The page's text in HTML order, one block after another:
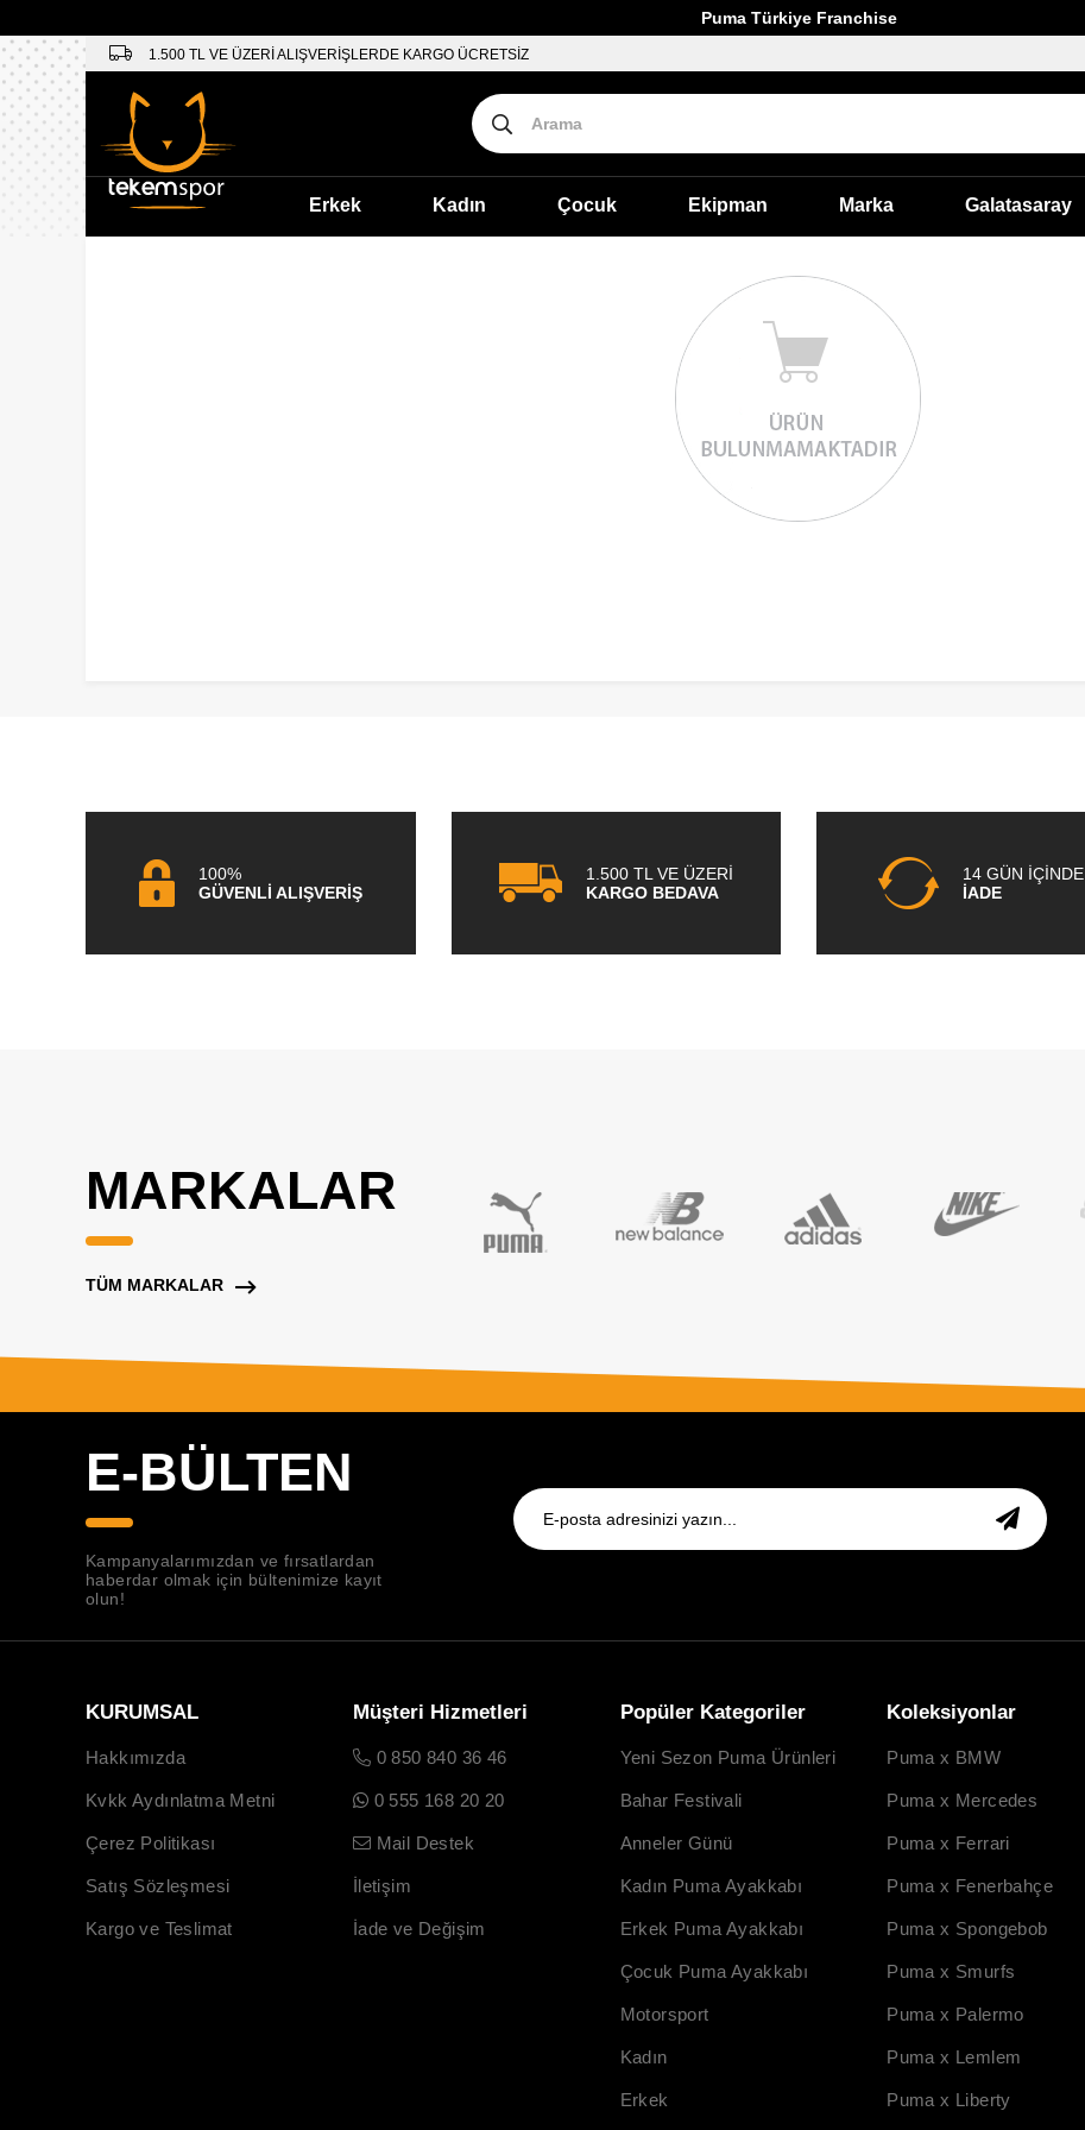
Puma Türkiye Franchise
1.500 TL VE ÜZERİ ALIŞVERİŞLERDE KARGO ÜCRETSİZ
Erkek Kadın Çocuk Ekipman Marka Galatasaray
100%
GÜVENLİ ALIŞVERİŞ
1.500 TL VE ÜZERİ
KARGO BEDAVA
14 GÜN İÇİNDE
İADE
MARKALAR
TÜM MARKALAR
E-BÜLTEN
Kampanyalarımızdan ve fırsatlardan
haberdar olmak için bültenimize kayıt
olun!
KURUMSAL
Hakkımızda
Kvkk Aydınlatma Metni
Çerez Politikası
Satış Sözleşmesi
Kargo ve Teslimat
Müşteri Hizmetleri
0 850 840 36 46
0 555 168 20 20
Mail Destek
İletişim
İade ve Değişim
Popüler Kategoriler
Yeni Sezon Puma Ürünleri
Bahar Festivali
Anneler Günü
Kadın Puma Ayakkabı
Erkek Puma Ayakkabı
Çocuk Puma Ayakkabı
Motorsport
Kadın
Erkek
Koleksiyonlar
Puma x BMW
Puma x Mercedes
Puma x Ferrari
Puma x Fenerbahçe
Puma x Spongebob
Puma x Smurfs
Puma x Palermo
Puma x Lemlem
Puma x Liberty